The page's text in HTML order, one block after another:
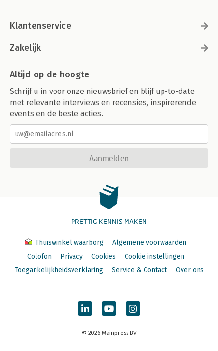
Klantenservice
Zakelijk
Altijd op de hoogte
Schrijf u in voor onze nieuwsbrief en blijf up-to-date
met relevante interviews en recensies, inspirerende
events en de beste acties.
Aanmelden
PRETTIG KENNIS MAKEN
Thuiswinkel waarborg
Algemene voorwaarden
Colofon
Privacy Cookies
Cookie instellingen
Toegankelijkheidsverklaring
Service & Contact Over ons
© 2026 Mainpress BV